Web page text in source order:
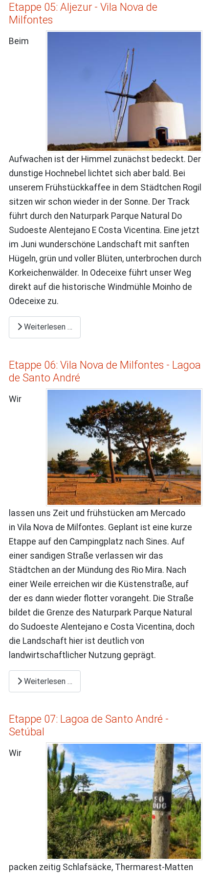
Etappe 05: Aljezur - Vila Nova de
Milfontes
Beim
Aufwachen ist der Himmel zunächst bedeckt. Der
dunstige Hochnebel lichtet sich aber bald. Bei
unserem Frühstückkaffee in dem Städtchen Rogil
sitzen wir schon wieder in der Sonne. Der Track
führt durch den Naturpark Parque Natural Do
Sudoeste Alentejano E Costa Vicentina. Eine jetzt
im Juni wunderschöne Landschaft mit sanften
Hügeln, grün und voller Blüten, unterbrochen durch
Korkeichenwälder. In Odeceixe führt unser Weg
direkt auf die historische Windmühle Moinho de
Odeceixe zu.
Weiterlesen …
Etappe 06: Vila Nova de Milfontes - Lagoa
de Santo André
Wir
lassen uns Zeit und frühstücken am Mercado
in Vila Nova de Milfontes. Geplant ist eine kurze
Etappe auf den Campingplatz nach Sines. Auf
einer sandigen Straße verlassen wir das
Städtchen an der Mündung des Rio Mira. Nach
einer Weile erreichen wir die Küstenstraße, auf
der es dann wieder flotter vorangeht. Die Straße
bildet die Grenze des Naturpark Parque Natural
do Sudoeste Alentejano e Costa Vicentina, doch
die Landschaft hier ist deutlich von
landwirtschaftlicher Nutzung geprägt.
Weiterlesen …
Etappe 07: Lagoa de Santo André -
Setúbal
Wir
packen zeitig Schlafsäcke, Thermarest-Matten